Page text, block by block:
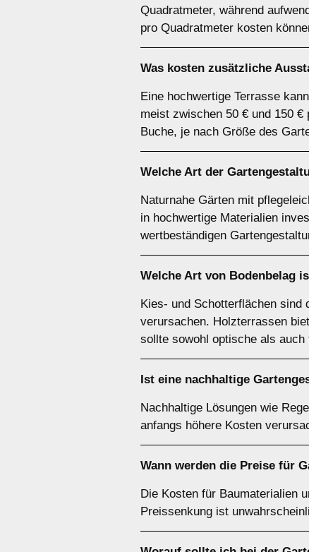
Quadratmeter, während
pro Quadratmeter kosten
Was kosten zusätzliche
Eine hochwertige Terrasse
meist zwischen 50 € und 150
Buche, je nach Größe des
Welche Art der
Naturnahe Gärten mit
in hochwertige Materialien
wertbeständigen
Welche Art von Bodenbelag
Kies- und Schotterflächen sind
verursachen. Holzterrassen
sollte sowohl optische als
Ist eine nachhaltige
Nachhaltige Lösungen wie
anfangs höhere Kosten
Wann werden die Preise für
Die Kosten für Baumaterialien
Preissenkung ist